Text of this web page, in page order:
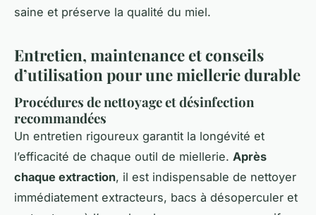
saine et préserve la qualité du miel.
Entretien, maintenance et conseils
d’utilisation pour une miellerie durable
Procédures de nettoyage et désinfection
recommandées
Un entretien rigoureux garantit la longévité et
l’efficacité de chaque outil de miellerie. Après
chaque extraction, il est indispensable de nettoyer
immédiatement extracteurs, bacs à désoperculer et